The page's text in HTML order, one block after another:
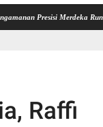
Merdeka Run 2026,
Raffi